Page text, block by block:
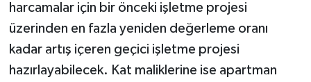
harcamalar için bir önceki işletme projesi
üzerinden en fazla yeniden değerleme oranı
kadar artış içeren geçici işletme projesi
hazırlayabilecek. Kat maliklerine ise apartman